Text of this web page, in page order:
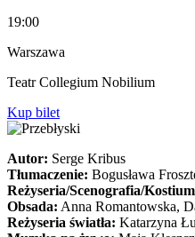
19:00
Warszawa
Teatr Collegium Nobilium
Kup bilet
Autor: Serge Kribus
Tłumaczenie: Bogusława
Reżyseria/Scenografia/
Obsada: Anna Romantowska,
Reżyseria światła: Katarzyna